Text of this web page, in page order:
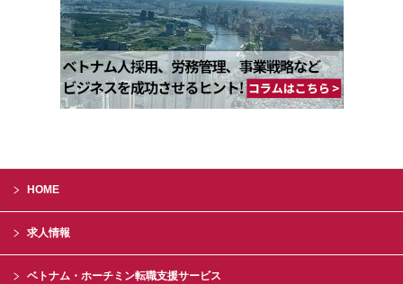
HOME
求人情報
ベトナム・ホーチミン転職支援サービス